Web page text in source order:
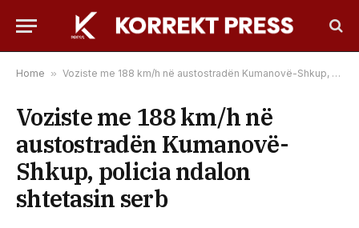
Home » Voziste me 188 km/h në austostradën Kumanovë-Shkup, policia ndalon shtetasin serb
Voziste me 188 km/h në
austostradën Kumanovë-
Shkup, policia ndalon
shtetasin serb